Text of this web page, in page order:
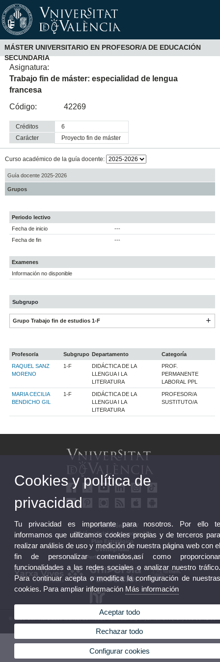
MÁSTER UNIVERSITARIO EN PROFESOR/A DE EDUCACIÓN
SECUNDARIA
Asignatura:
Trabajo fin de máster: especialidad de lengua
francesa
Código:
42269
Créditos
6
Carácter
proyecto fin de máster
Curso académico de la guía docente:
Guía docente 2025-2026
Grupos
Periodo lectivo
Fecha de inicio
---
Fecha de fin
---
Examenes
Información no disponible
Subgrupo
Grupo Trabajo fin de estudios 1-F
Profesor/a Subgrupo Departamento
Categoría
RAQUEL SANZ
MORENO
1-F
DIDÁCTICA DE LA
LLENGUA I LA
LITERATURA
PROF.
PERMANENTE
LABORAL PPL
MARIA CECILIA
BENDICHO GIL
1-F
DIDÁCTICA DE LA
LLENGUA I LA
LITERATURA
PROFESOR/A
SUSTITUTO/A
Sede Electrónica UV
Tablón oficial de anuncios UV
Plan Estratégico
UVintegridad
Perfil de contratante
© 2026 UV. - Av. Blasco Ibáñez, 13. 46010 València. Espanya. Tel. UV: (+34) 963 86 41 00
Política privacidad|Cookies
Cookies y política de
privacidad
Tu privacidad es importante para nosotros. Por ello
informamos que utilizamos cookies propias y de terceros
realizar análisis de uso y medición de nuestra página web con
fin de personalizar contenidos,así como
funcionalidades a las redes sociales o analizar nuestro
Para continuar acepta o modifica la configuración de
cookies. Para ampliar información Más información
Aceptar todo
Rechazar todo
Configurar cookies